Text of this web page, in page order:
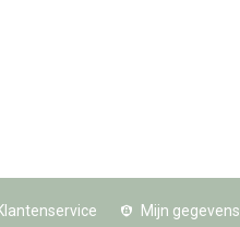
Mijn gegevens